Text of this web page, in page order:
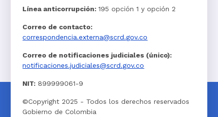
Línea anticorrupción:195 opción 1 y opción 2
Correo de contacto:
correspondencia.externa@scrd.gov.co
Correo de notificaciones judiciales (único):
notificaciones.judiciales@scrd.gov.co
NIT: 899999061-9
©Copyright 2025 - Todos los derechos reservados
Gobierno de Colombia